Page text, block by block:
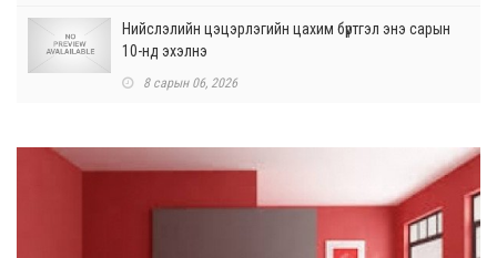
Нийслэлийн цэцэрлэгийн цахим бүртгэл энэ сарын
10-нд эхэлнэ
8 сарын 06, 2026
барилгын ажлын нийт гүйцэтгэл 74.5 хув...
Нэгдүгээр ангид элсэгчдийн бүртгэлийг энэ сарын 17-
ноос E-Mongolia системээр зохи...